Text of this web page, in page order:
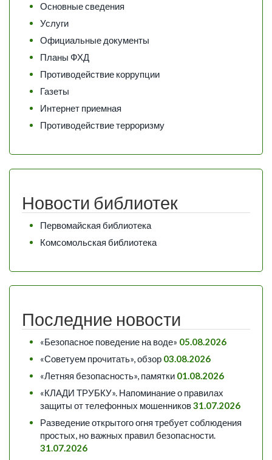
Основные сведения
Услуги
Официальные документы
Планы ФХД
Противодействие коррупции
Газеты
Интернет приемная
Противодействие терроризму
Новости библиотек
Первомайская библиотека
Комсомольская библиотека
Последние новости
«Безопасное поведение на воде» 05.08.2026
«Советуем прочитать», обзор 03.08.2026
«Летняя безопасность», памятки 01.08.2026
«КЛАДИ ТРУБКУ». Напоминание о правилах
защиты от телефонных мошенников31.07.2026
Разведение открытого огня требует соблюдения
простых, но важных правил безопасности.
31.07.2026